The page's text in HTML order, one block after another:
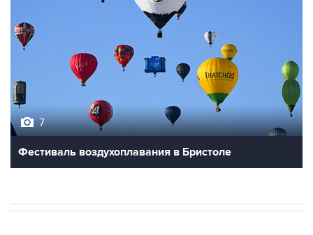
7
Фестиваль воздухоплавания в Бристоле